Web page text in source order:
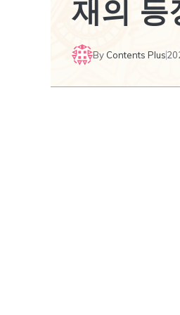
재의 등
By Contents Plus